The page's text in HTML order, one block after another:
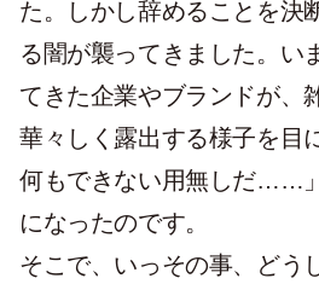
た。しかし辞めることを決
る闇が襲ってきました。い
てきた企業やブランドが、
華々しく露出する様子を目
何もできない用無しだ……
になったのです。
そこで、いっその事、どう